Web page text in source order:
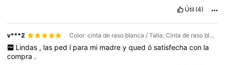
Útil (4)
v***2 Color: cinta de raso blanca / Talla: Cinta de raso blanquecino longitud total 2 metros, 2 piezas
Lindas , las ped í para mi madre y qued ó satisfecha con la
compra .